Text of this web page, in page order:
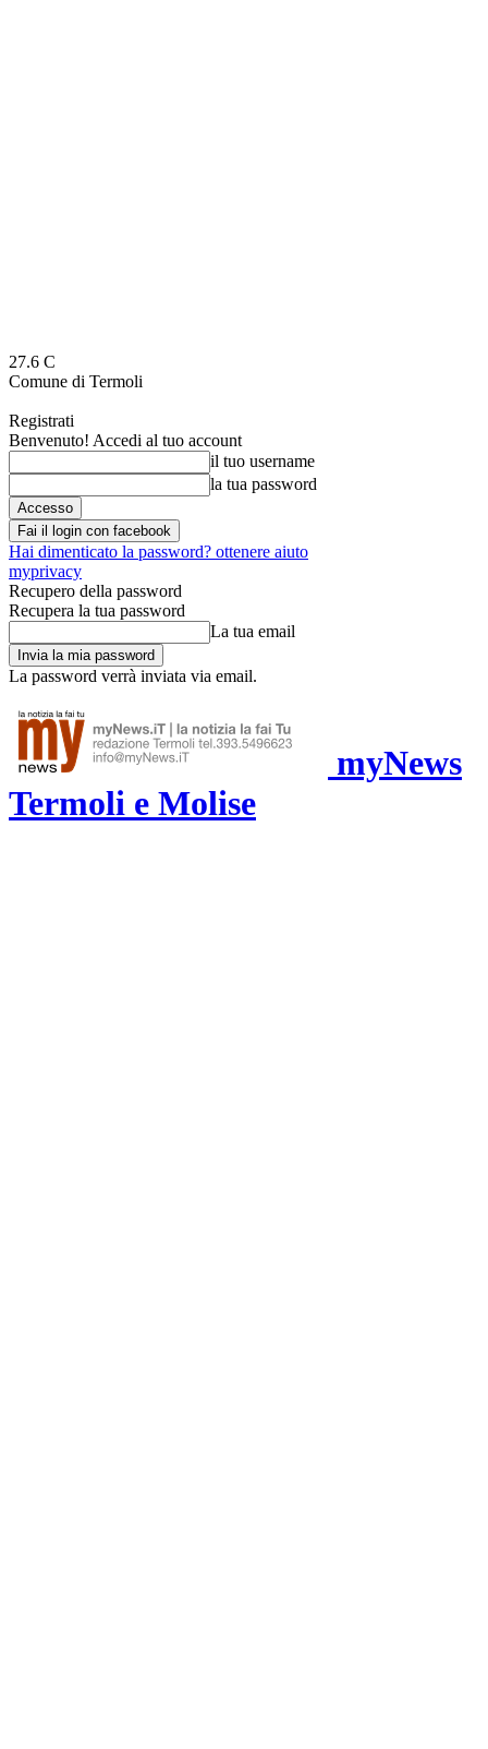
27.6 C
Comune di Termoli
Registrati
Benvenuto! Accedi al tuo account
il tuo username
la tua password
Fai il login con facebook
Hai dimenticato la password? ottenere aiuto
myprivacy
Recupero della password
Recupera la tua password
La tua email
La password verrà inviata via email.
myNews
Termoli e Molise